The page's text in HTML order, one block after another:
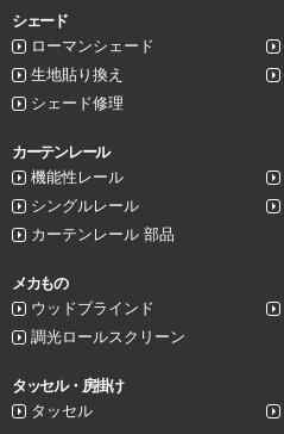
シェード
ローマンシェード
生地貼り換え
シェード修理
カーテンレール
機能性レール
シングルレール
カーテンレール 部品
メカもの
ウッドブラインド
調光ロールスクリーン
タッセル・房掛け
タッセル